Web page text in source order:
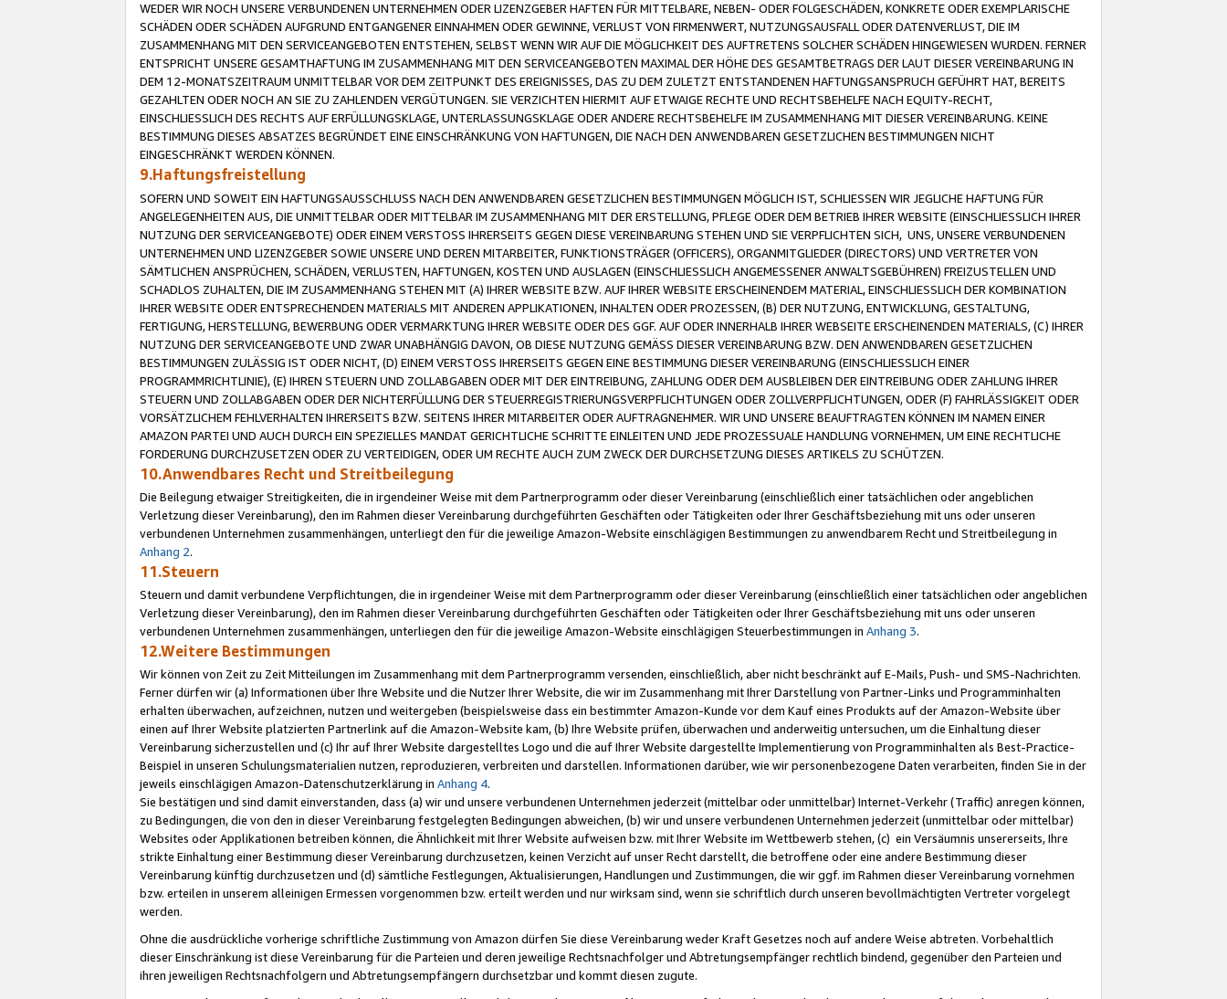
WEDER WIR NOCH UNSERE VERBUNDENEN UNTERNEHMEN ODER LIZENZGEBER HAFTEN FÜR MITTELBARE, NEBEN- ODER FOLGESCHÄDEN, KONKRETE ODER EXEMPLARISCHE
SCHÄDEN ODER SCHÄDEN AUFGRUND ENTGANGENER EINNAHMEN ODER GEWINNE, VERLUST VON FIRMENWERT, NUTZUNGSAUSFALL ODER DATENVERLUST, DIE IM
ZUSAMMENHANG MIT DEN SERVICEANGEBOTEN ENTSTEHEN, SELBST WENN WIR AUF DIE MÖGLICHKEIT DES AUFTRETENS SOLCHER SCHÄDEN HINGEWIESEN WURDEN. FERNER
ENTSPRICHT UNSERE GESAMTHAFTUNG IM ZUSAMMENHANG MIT DEN SERVICEANGEBOTEN MAXIMAL DER HÖHE DES GESAMTBETRAGS DER LAUT DIESER VEREINBARUNG IN
DEM 12-MONATSZEITRAUM UNMITTELBAR VOR DEM ZEITPUNKT DES EREIGNISSES, DAS ZU DEM ZULETZT ENTSTANDENEN HAFTUNGSANSPRUCH GEFÜHRT HAT, BEREITS
GEZAHLTEN ODER NOCH AN SIE ZU ZAHLENDEN VERGÜTUNGEN. SIE VERZICHTEN HIERMIT AUF ETWAIGE RECHTE UND RECHTSBEHELFE NACH EQUITY-RECHT,
EINSCHLIESSLICH DES RECHTS AUF ERFÜLLUNGSKLAGE, UNTERLASSUNGSKLAGE ODER ANDERE RECHTSBEHELFE IM ZUSAMMENHANG MIT DIESER VEREINBARUNG. KEINE
BESTIMMUNG DIESES ABSATZES BEGRÜNDET EINE EINSCHRÄNKUNG VON HAFTUNGEN, DIE NACH DEN ANWENDBAREN GESETZLICHEN BESTIMMUNGEN NICHT
EINGESCHRÄNKT WERDEN KÖNNEN.
9.Haftungsfreistellung
SOFERN UND SOWEIT EIN HAFTUNGSAUSSCHLUSS NACH DEN ANWENDBAREN GESETZLICHEN BESTIMMUNGEN MÖGLICH IST, SCHLIESSEN WIR JEGLICHE HAFTUNG FÜR
ANGELEGENHEITEN AUS, DIE UNMITTELBAR ODER MITTELBAR IM ZUSAMMENHANG MIT DER ERSTELLUNG, PFLEGE ODER DEM BETRIEB IHRER WEBSITE (EINSCHLIESSLICH IHRER
NUTZUNG DER SERVICEANGEBOTE) ODER EINEM VERSTOSS IHRERSEITS GEGEN DIESE VEREINBARUNG STEHEN UND SIE VERPFLICHTEN SICH, UNS, UNSERE VERBUNDENEN
UNTERNEHMEN UND LIZENZGEBER SOWIE UNSERE UND DEREN MITARBEITER, FUNKTIONSTRÄGER (OFFICERS), ORGANMITGLIEDER (DIRECTORS) UND VERTRETER VON
SÄMTLICHEN ANSPRÜCHEN, SCHÄDEN, VERLUSTEN, HAFTUNGEN, KOSTEN UND AUSLAGEN (EINSCHLIESSLICH ANGEMESSENER ANWALTSGEBÜHREN) FREIZUSTELLEN UND
SCHADLOS ZUHALTEN, DIE IM ZUSAMMENHANG STEHEN MIT (A) IHRER WEBSITE BZW. AUF IHRER WEBSITE ERSCHEINENDEM MATERIAL, EINSCHLIESSLICH DER KOMBINATION
IHRER WEBSITE ODER ENTSPRECHENDEN MATERIALS MIT ANDEREN APPLIKATIONEN, INHALTEN ODER PROZESSEN, (B) DER NUTZUNG, ENTWICKLUNG, GESTALTUNG,
FERTIGUNG, HERSTELLUNG, BEWERBUNG ODER VERMARKTUNG IHRER WEBSITE ODER DES GGF. AUF ODER INNERHALB IHRER WEBSEITE ERSCHEINENDEN MATERIALS, (C) IHRER
NUTZUNG DER SERVICEANGEBOTE UND ZWAR UNABHÄNGIG DAVON, OB DIESE NUTZUNG GEMÄSS DIESER VEREINBARUNG BZW. DEN ANWENDBAREN GESETZLICHEN
BESTIMMUNGEN ZULÄSSIG IST ODER NICHT, (D) EINEM VERSTOSS IHRERSEITS GEGEN EINE BESTIMMUNG DIESER VEREINBARUNG (EINSCHLIESSLICH EINER
PROGRAMMRICHTLINIE), (E) IHREN STEUERN UND ZOLLABGABEN ODER MIT DER EINTREIBUNG, ZAHLUNG ODER DEM AUSBLEIBEN DER EINTREIBUNG ODER ZAHLUNG IHRER
STEUERN UND ZOLLABGABEN ODER DER NICHTERFÜLLUNG DER STEUERREGISTRIERUNGSVERPFLICHTUNGEN ODER ZOLLVERPFLICHTUNGEN, ODER (F) FAHRLÄSSIGKEIT ODER
VORSÄTZLICHEM FEHLVERHALTEN IHRERSEITS BZW. SEITENS IHRER MITARBEITER ODER AUFTRAGNEHMER. WIR UND UNSERE BEAUFTRAGTEN KÖNNEN IM NAMEN EINER
AMAZON PARTEI UND AUCH DURCH EIN SPEZIELLES MANDAT GERICHTLICHE SCHRITTE EINLEITEN UND JEDE PROZESSUALE HANDLUNG VORNEHMEN, UM EINE RECHTLICHE
FORDERUNG DURCHZUSETZEN ODER ZU VERTEIDIGEN, ODER UM RECHTE AUCH ZUM ZWECK DER DURCHSETZUNG DIESES ARTIKELS ZU SCHÜTZEN.
10.Anwendbares Recht und Streitbeilegung
Die Beilegung etwaiger Streitigkeiten, die in irgendeiner Weise mit dem Partnerprogramm oder dieser Vereinbarung (einschließlich einer tatsächlichen oder angeblichen
Verletzung dieser Vereinbarung), den im Rahmen dieser Vereinbarung durchgeführten Geschäften oder Tätigkeiten oder Ihrer Geschäftsbeziehung mit uns oder unseren
verbundenen Unternehmen zusammenhängen, unterliegt den für die jeweilige Amazon-Website einschlägigen Bestimmungen zu anwendbarem Recht und Streitbeilegung in
Anhang 2.
11.Steuern
Steuern und damit verbundene Verpflichtungen, die in irgendeiner Weise mit dem Partnerprogramm oder dieser Vereinbarung (einschließlich einer tatsächlichen oder angeblichen
Verletzung dieser Vereinbarung), den im Rahmen dieser Vereinbarung durchgeführten Geschäften oder Tätigkeiten oder Ihrer Geschäftsbeziehung mit uns oder unseren
verbundenen Unternehmen zusammenhängen, unterliegen den für die jeweilige Amazon-Website einschlägigen Steuerbestimmungen in Anhang 3.
12.Weitere Bestimmungen
Wir können von Zeit zu Zeit Mitteilungen im Zusammenhang mit dem Partnerprogramm versenden, einschließlich, aber nicht beschränkt auf E-Mails, Push- und SMS-Nachrichten.
Ferner dürfen wir (a) Informationen über Ihre Website und die Nutzer Ihrer Website, die wir im Zusammenhang mit Ihrer Darstellung von Partner-Links und Programminhalten
erhalten überwachen, aufzeichnen, nutzen und weitergeben (beispielsweise dass ein bestimmter Amazon-Kunde vor dem Kauf eines Produkts auf der Amazon-Website über
einen auf Ihrer Website platzierten Partnerlink auf die Amazon-Website kam, (b) Ihre Website prüfen, überwachen und anderweitig untersuchen, um die Einhaltung dieser
Vereinbarung sicherzustellen und (c) Ihr auf Ihrer Website dargestelltes Logo und die auf Ihrer Website dargestellte Implementierung von Programminhalten als Best-Practice-
Beispiel in unseren Schulungsmaterialien nutzen, reproduzieren, verbreiten und darstellen. Informationen darüber, wie wir personenbezogene Daten verarbeiten, finden Sie in der
jeweils einschlägigen Amazon-Datenschutzerklärung in Anhang 4.
Sie bestätigen und sind damit einverstanden, dass (a) wir und unsere verbundenen Unternehmen jederzeit (mittelbar oder unmittelbar) Internet-Verkehr (Traffic) anregen können,
zu Bedingungen, die von den in dieser Vereinbarung festgelegten Bedingungen abweichen, (b) wir und unsere verbundenen Unternehmen jederzeit (unmittelbar oder mittelbar)
Websites oder Applikationen betreiben können, die Ähnlichkeit mit Ihrer Website aufweisen bzw. mit Ihrer Website im Wettbewerb stehen, (c) ein Versäumnis unsererseits, Ihre
strikte Einhaltung einer Bestimmung dieser Vereinbarung durchzusetzen, keinen Verzicht auf unser Recht darstellt, die betroffene oder eine andere Bestimmung dieser
Vereinbarung künftig durchzusetzen und (d) sämtliche Festlegungen, Aktualisierungen, Handlungen und Zustimmungen, die wir ggf. im Rahmen dieser Vereinbarung vornehmen
bzw. erteilen in unserem alleinigen Ermessen vorgenommen bzw. erteilt werden und nur wirksam sind, wenn sie schriftlich durch unseren bevollmächtigten Vertreter vorgelegt
werden.
Ohne die ausdrückliche vorherige schriftliche Zustimmung von Amazon dürfen Sie diese Vereinbarung weder Kraft Gesetzes noch auf andere Weise abtreten. Vorbehaltlich
dieser Einschränkung ist diese Vereinbarung für die Parteien und deren jeweilige Rechtsnachfolger und Abtretungsempfänger rechtlich bindend, gegenüber den Parteien und
ihren jeweiligen Rechtsnachfolgern und Abtretungsempfängern durchsetzbar und kommt diesen zugute.